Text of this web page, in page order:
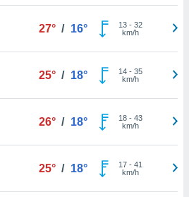
27° / 16° 13- 32
km/h
25° / 18° 14- 35
km/h
26° / 18° 18- 43
km/h
25° / 18° 17- 41
km/h